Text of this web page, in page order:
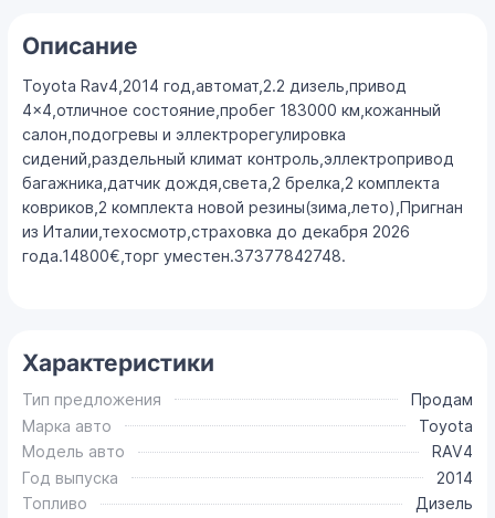
Описание
Toyota Rav4,2014 год,автомат,2.2 дизель,привод
4×4,отличное состояние,пробег 183000 км,кожанный
салон,подогревы и эллектрорегулировка
сидений,раздельный климат контроль,эллектропривод
багажника,датчик дождя,света,2 брелка,2 комплекта
ковриков,2 комплекта новой резины(зима,лето),Пригнан
из Италии,техосмотр,страховка до декабря 2026
года.14800€,торг уместен.37377842748.
Характеристики
Тип предложения
Продам
Марка авто
Toyota
Модель авто
RAV4
Год выпуска
2014
Топливо
Дизель